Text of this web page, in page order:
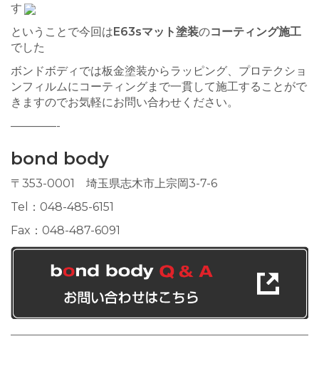
す
ということで今回はE63sマット塗装のコーティング施工
でした
ボンドボディでは板金塗装からラッピング、プロテクショ
ンフィルムにコーティングまで一貫して施工することがで
きますのでお気軽にお問い合わせください。
————-
bond body
〒353-0001 埼玉県志木市上宗岡3-7-6
Tel：048-485-6151
Fax：048-487-6091